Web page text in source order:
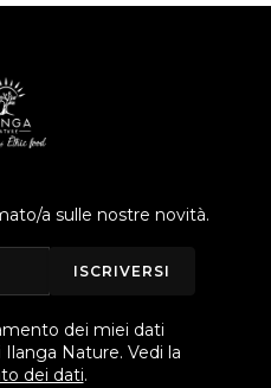
a sulle nostre novità.
ISCRIVERSI
dei miei dati
Nature. Vedi la
dei dati.